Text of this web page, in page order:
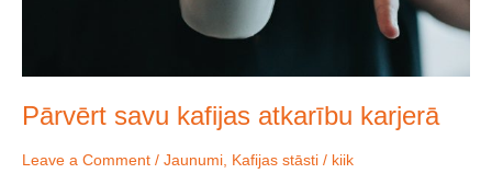
Pārvērt savu kafijas atkarību karjerā
Leave a Comment / Jaunumi, Kafijas stāsti / kiik